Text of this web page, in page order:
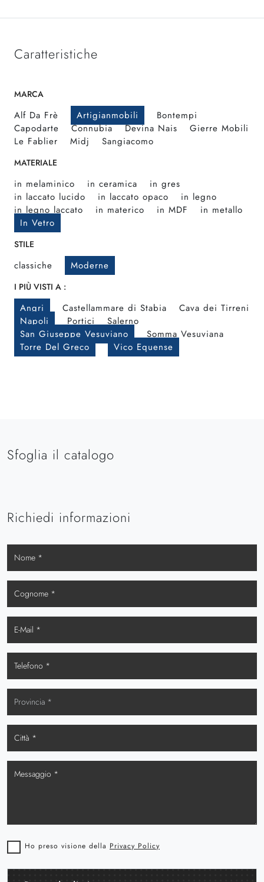
Caratteristiche
MARCA
Alf Da Frè Artigianmobili
Bontempi
Capodarte
Connubia Devina Nais
Gierre Mobili
Le Fablier
Midj Sangiacomo
MATERIALE
in melaminico in ceramica
in gres
in laccato lucido
in laccato opaco
in legno
in legno laccato
in materico in MDF
in metallo
In Vetro
STILE
classiche Moderne
I PIÙ VISTI A :
Angri Castellammare di Stabia
Cava dei Tirreni
Napoli
Portici
Salerno
San Giuseppe Vesuviano
Somma Vesuviana
Torre Del Greco
Vico Equense
Sfoglia il catalogo
Richiedi informazioni
Ho preso visione della Privacy Policy